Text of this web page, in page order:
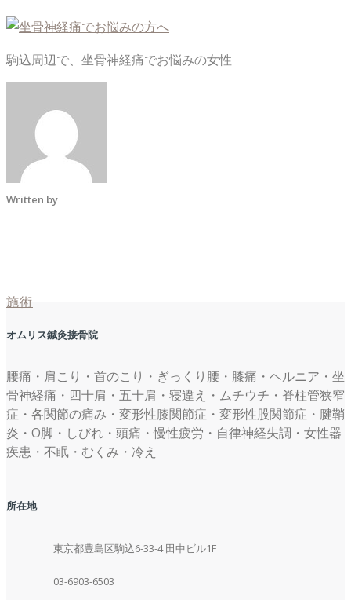
施術
駒込周辺で、坐骨神経痛でお悩みの女性
Written by
オムリス鍼灸接骨院
腰痛・肩こり・首のこり・ぎっくり腰・膝痛・ヘルニア・坐
骨神経痛・四十肩・五十肩・寝違え・ムチウチ・脊柱管狭窄
症・各関節の痛み・変形性膝関節症・変形性股関節症・腱鞘
炎・O脚・しびれ・頭痛・慢性疲労・自律神経失調・女性器
疾患・不眠・むくみ・冷え
所在地
東京都豊島区駒込6-33-4 田中ビル1F
03-6903-6503